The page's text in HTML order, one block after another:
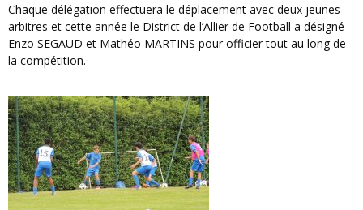
Chaque délégation effectuera le déplacement avec deux jeunes
arbitres et cette année le District de l’Allier de Football a désigné
Enzo SEGAUD et Mathéo MARTINS pour officier tout au long de
la compétition.